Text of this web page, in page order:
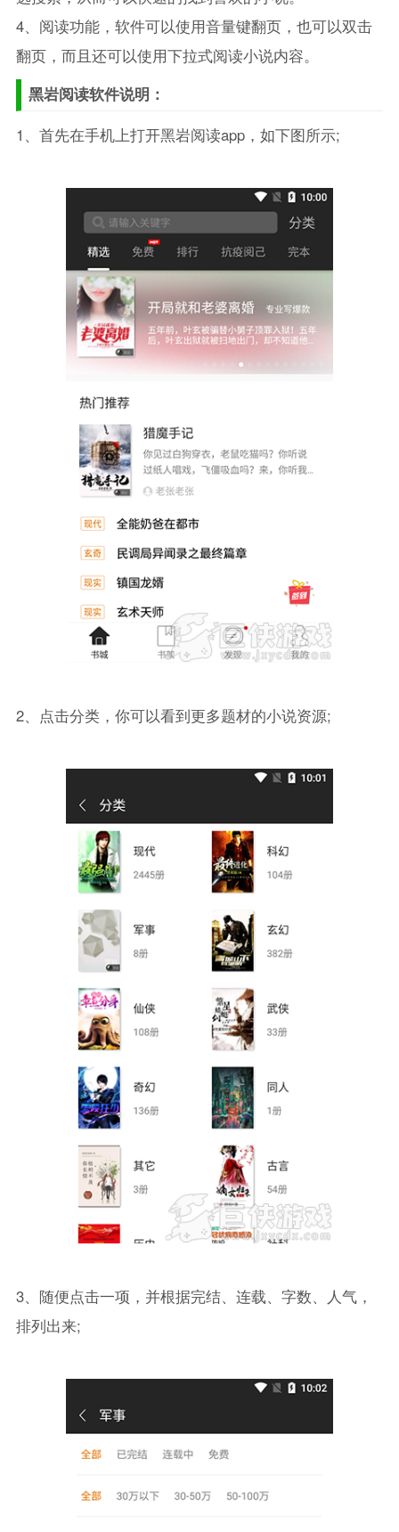
4、阅读功能，软件可以使用音量键翻页，也可以双击
翻页，而且还可以使用下拉式阅读小说内容。
黑岩阅读软件说明：
1、首先在手机上打开黑岩阅读app，如下图所示;
2、点击分类，你可以看到更多题材的小说资源;
3、随便点击一项，并根据完结、连载、字数、人气，
排列出来;